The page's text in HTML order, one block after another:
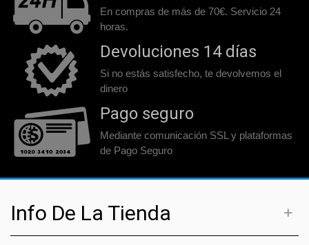
En compras de más de 70€. Servicio 24
horas.
Devoluciones 14 días
Si no estás satisfecho, te devolvemos el
dinero
Pago seguro
Mediante comunicación SSL y plataformas
de Pago Seguro
Info De La Tienda